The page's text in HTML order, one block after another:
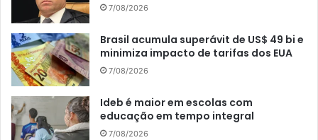
7/08/2026
Brasil acumula superávit de US$ 49 bi e
minimiza impacto de tarifas dos EUA
7/08/2026
Ideb é maior em escolas com
educação em tempo integral
7/08/2026